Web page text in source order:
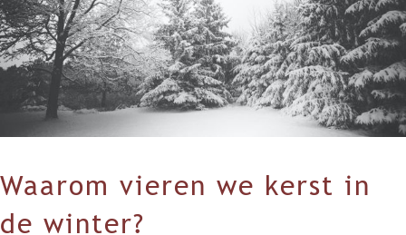
Waarom vieren we kerst in
de winter?